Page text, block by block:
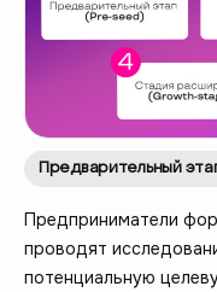
Предварительный
Предприниматели
проводят
потенциальную